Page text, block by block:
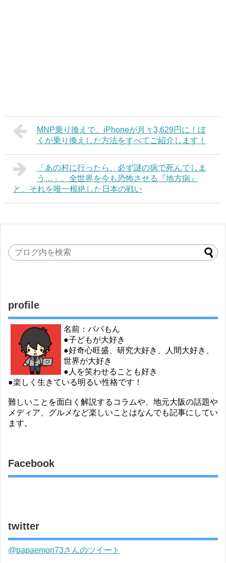
MNP乗り換えで、iPhoneが月々3,629円に！ぼ
くが乗り換えした方法をすべてご紹介します！
「あの村に行ったら、必ず謎の病で死んでしま
う…」。全世界を今も恐怖させる『地方病』
と、それを唯一根絶した日本の戦い
profile
名前：パパもん
●子どもが大好き
●好奇心旺盛、研究大好き、人間大好き、
世界が大好き
●人を笑わせることも好き
●楽しく生きている明るい性格です！
難しいことを面白く解説するコラムや、地元大阪の話題や
メディア、グルメなど楽しいことはなんでも記事にしてい
ます。
Facebook
twitter
@papaemon73さんのツイート